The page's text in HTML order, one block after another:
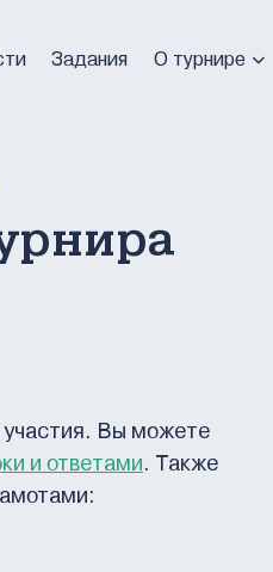
Задания О турнире
Вы можете
и ответами. Также